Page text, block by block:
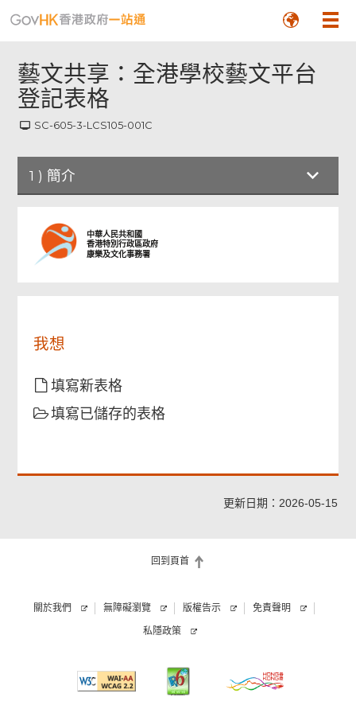
藝文共享：全港學校藝文平台
登記表格
SC-605-3-LCS105-001C
1 ) 簡介
簡介
中華人民共和國
香港特別行政區政府
康樂及文化事務署
我想
填寫新表格
填寫已儲存的表格
更新日期：2026-05-15
回到頁首
菜
關於我們 無障礙瀏覽 版權告示 免責聲明
私隱政策